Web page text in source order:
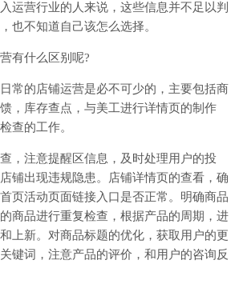
运营行业的人来说，这些信息并不足以判
也不知道自己该怎么选择。
有什么区别呢?
常的店铺运营是必不可少的，主要包括商
，库存查点，与美工进行详情页的制作
查的工作。
，注意提醒区信息，及时处理用户的投
铺出现违规隐患。店铺详情页的查看，确
页活动页面链接入口是否正常。明确商品
商品进行重复检查，根据产品的周期，进
上新。对商品标题的优化，获取用户的更
键词，注意产品的评价，和用户的咨询反